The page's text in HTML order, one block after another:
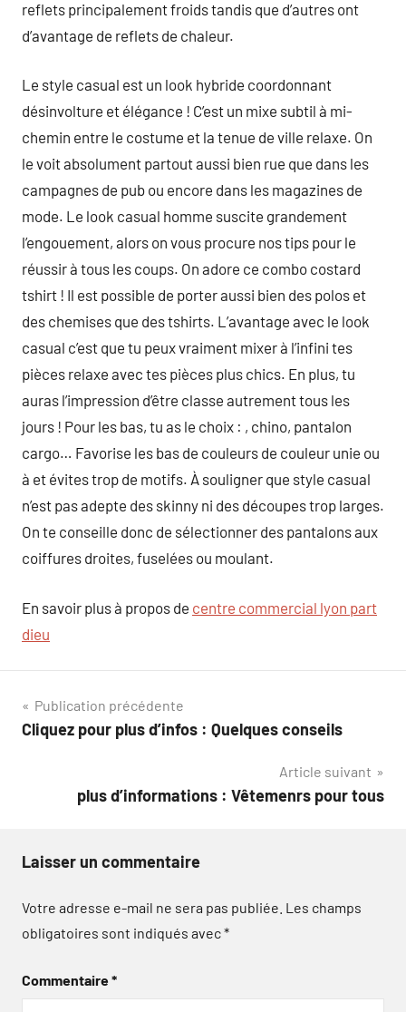
reflets principalement froids tandis que d’autres ont
d’avantage de reflets de chaleur.
Le style casual est un look hybride coordonnant
désinvolture et élégance ! C’est un mixe subtil à mi-
chemin entre le costume et la tenue de ville relaxe. On
le voit absolument partout aussi bien rue que dans les
campagnes de pub ou encore dans les magazines de
mode. Le look casual homme suscite grandement
l’engouement, alors on vous procure nos tips pour le
réussir à tous les coups. On adore ce combo costard
tshirt ! Il est possible de porter aussi bien des polos et
des chemises que des tshirts. L’avantage avec le look
casual c’est que tu peux vraiment mixer à l’infini tes
pièces relaxe avec tes pièces plus chics. En plus, tu
auras l’impression d’être classe autrement tous les
jours ! Pour les bas, tu as le choix : , chino, pantalon
cargo… Favorise les bas de couleurs de couleur unie ou
à et évites trop de motifs. À souligner que style casual
n’est pas adepte des skinny ni des découpes trop larges.
On te conseille donc de sélectionner des pantalons aux
coiffures droites, fuselées ou moulant.
En savoir plus à propos de centre commercial lyon part
dieu
Navigation
de
Publication précédente
Cliquez pour plus d’infos : Quelques conseils
Article suivant
plus d’informations : Vêtemenrs pour tous
Laisser un commentaire
Votre adresse e-mail ne sera pas publiée. Les champs
obligatoires sont indiqués avec*
Commentaire*